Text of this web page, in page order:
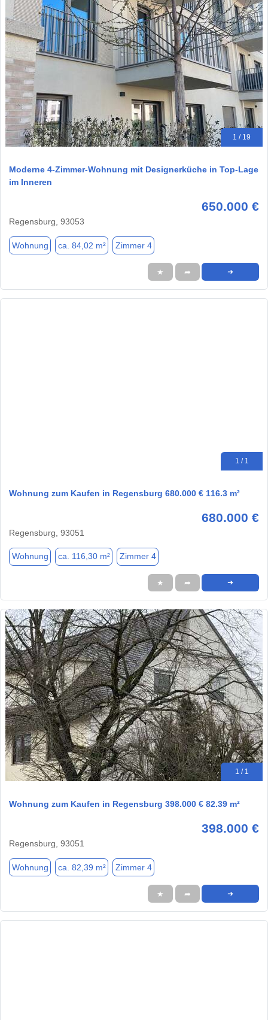
1 / 19
Moderne 4-Zimmer-Wohnung mit Designerküche in Top-Lage
im Inneren
650.000 €
Regensburg, 93053
Wohnung ca. 84,02 m² Zimmer 4
★ ➦ ➜
1 / 1
Wohnung zum Kaufen in Regensburg 680.000 € 116.3 m²
680.000 €
Regensburg, 93051
Wohnung ca. 116,30 m² Zimmer 4
★ ➦ ➜
1 / 1
Wohnung zum Kaufen in Regensburg 398.000 € 82.39 m²
398.000 €
Regensburg, 93051
Wohnung ca. 82,39 m² Zimmer 4
★ ➦ ➜